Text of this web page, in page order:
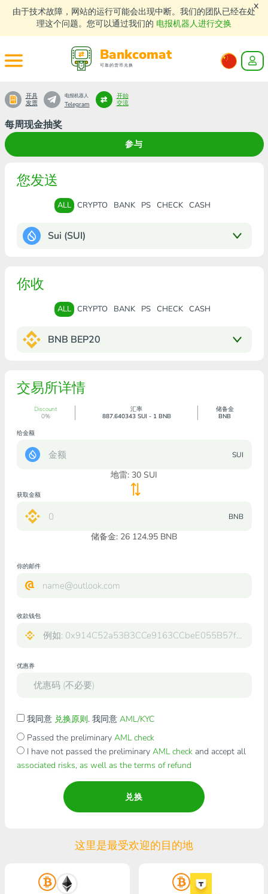
由于技术故障，网站的运行可能会出现中断。我们的团队已经在处
理这个问题。您可以通过我们的 电报机器人进行交换
x
Bankcomat
可靠的货币兑换
每周现金抽奖
参与
开具
发票
电报机器人
Telegram
开始
交流
您发送
ALL CRYPTO BANK PS CHECK CASH
Sui (SUI)
你收
ALL CRYPTO BANK PS CHECK CASH
BNB BEP20
交易所详情
Discount
0%
汇率
887.640343 SUI - 1 BNB
储备金
BNB
给金额
SUI
地雷: 30 SUI
获取金额
BNB
储备金: 26 124.95 BNB
你的邮件
收款钱包
优惠券
我同意 兑换原则. 我同意 AML/KYC
Passed the preliminary AML check
I have not passed the preliminary AML checkand accept all
associated risks, as well as the terms of refund
兑换
这里是最受欢迎的目的地